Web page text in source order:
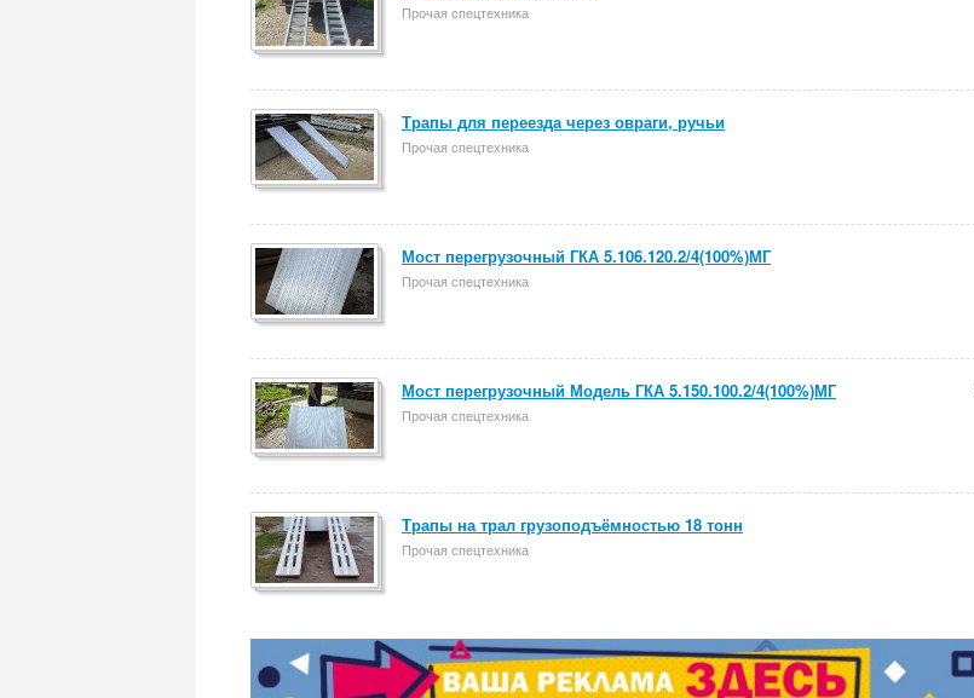
Прочая спецтехника
Трапы для переезда через овраги, ручьи
Прочая спецтехника
Мост перегрузочный ГКА 5.106.120.2/4(100%)МГ
Прочая спецтехника
Мост перегрузочный Модель ГКА 5.150.100.2/4(100%)МГ
Прочая спецтехника
Трапы на трал грузоподъёмностью 18 тонн
Прочая спецтехника